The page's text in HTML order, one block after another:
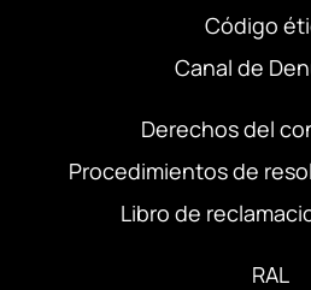
Código
Canal de
Derechos del
Procedimientos de
Libro de
RAL